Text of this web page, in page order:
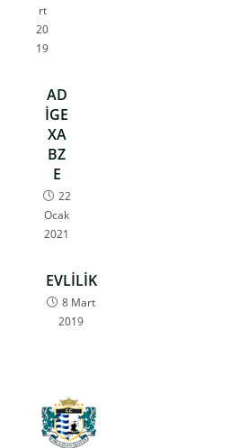
rt
20
19
AD
İGE
XA
BZ
E
22
Ocak
2021
EVLİLİK
8 Mart
2019